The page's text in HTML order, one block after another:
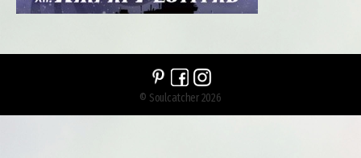
© Soulcatcher 2026